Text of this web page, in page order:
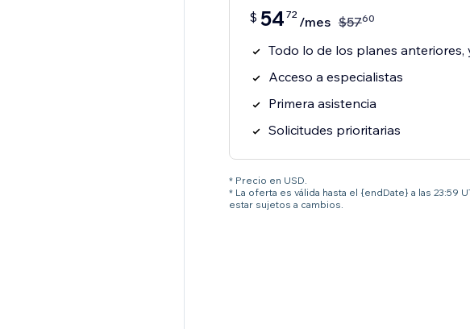
$ 54 72 /mes $5760
Todo lo de los planes anteriores,
Acceso a especialistas
Primera asistencia
Solicitudes prioritarias
* Precio en USD.
* La oferta es válida hasta el {endDate} a las
estar sujetos a cambios.